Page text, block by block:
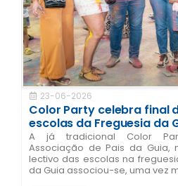
23-06-2026
Color Party celebra final
escolas da Freguesia da
A já tradicional Color
Associação de Pais da
lectivo das escolas na
da Guia associou-se, uma vez